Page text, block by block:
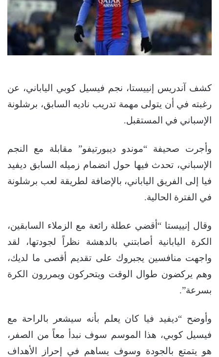
كشف آندريس إنييستا، نجم فيسيل كوبي الياباني، عن
رغبته في أن يتولى مهمة تدريب ناديه السابق، برشلونة
الإسباني في المستقبل.
وأجرت صحيفة “موندو ديبورتيفو” مقابلة مع النجم
الإسباني، تحدث فيها حول انضمام زميله السابق ديفيد
فيا إلى الفريق الياباني، بالإضافة لطريقة لعب برشلونة
في الفترة الحالية.
وقال إنييستا “أقضي عطلة رائعة مع الزملاء السابقين،
الكرة اليابانية أصابتني بالدهشة نظراً لجودتها، لقد
واجهت منافسين يجبروك على تقديم أقصى ما لديك،
وهم يركضون طوال الوقت ويتحركون ويمررون الكرة
بسرعة”.
وأوضح “ديفيد فيا كان يعلم بأنه سيشعر بالراحة مع
فيسيل كوبي، هذا الموسم سوف نبدأ معاً من الصفر،
هو يتمتع بالجودة وسوف يساهم في إحراز الأهداف